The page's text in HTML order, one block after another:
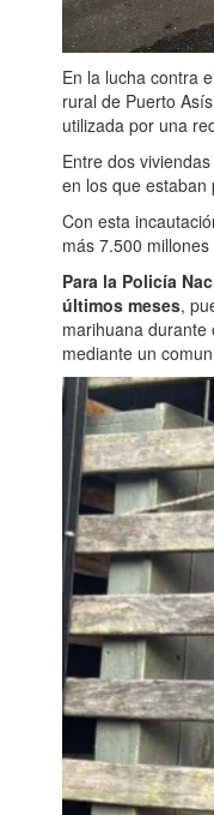
En la lucha contra
rural de Puerto
utilizada por una
Entre dos
en los que
Con esta
más 7.500
Para la Policía
últimos meses,
marihuana durante
mediante un